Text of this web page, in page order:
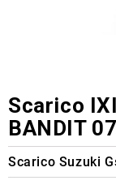
Scarico
BANDIT
Scarico Suzuki